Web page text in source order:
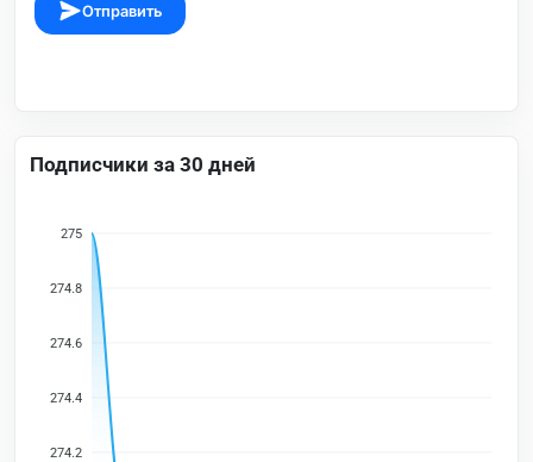
Отправить
Подписчики за 30 дней
275
274.8
274.6
274.4
274.2